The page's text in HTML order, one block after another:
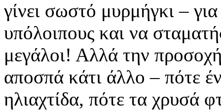
γίνει σωστό μυρμήγκι –
υπόλοιπους και να
μεγάλοι! Αλλά την
αποσπά κάτι άλλο – πότε
ηλιαχτίδα, πότε τα χρυσά